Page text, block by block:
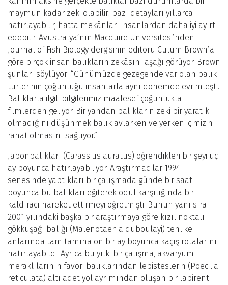
maymun kadar zeki olabilir; bazı detayları yıllarca
hatırlayabilir, hatta mekânları insanlardan daha iyi ayırt
edebilir. Avustralya’nın Macquire Üniversitesi’nden
Journal of Fish Biology dergisinin editörü Culum Brown’a
göre birçok insan balıkların zekâsını aşağı görüyor. Brown
şunları söylüyor: “Günümüzde gezegende var olan balık
türlerinin çoğunluğu insanlarla aynı dönemde evrimleşti.
Balıklarla ilgili bilgilerimiz maalesef çoğunlukla
filmlerden geliyor. Bir yandan balıkların zeki bir yaratık
olmadığını düşünmek balık avlarken ve yerken içimizin
rahat olmasını sağlıyor.”
Japonbalıkları (Carassius auratus) öğrendikleri bir şeyi üç
ay boyunca hatırlayabiliyor. Araştırmacılar 1994
senesinde yaptıkları bir çalışmada günde bir saat
boyunca bu balıkları eğiterek ödül karşılığında bir
kaldıracı hareket ettirmeyi öğretmişti. Bunun yanı sıra
2001 yılındaki başka bir araştırmaya göre kızıl noktalı
gökkuşağı balığı (Malenotaenia duboulayi) tehlike
anlarında tam tamına on bir ay boyunca kaçış rotalarını
hatırlayabildi. Ayrıca bu yılki bir çalışma, akvaryum
meraklılarının favori balıklarından lepisteslerin (Poecilia
reticulata) altı adet yol ayrımından oluşan bir labirent